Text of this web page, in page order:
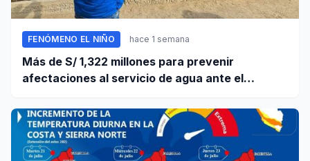
FENÓMENO EL NIÑO hace 1 semana
Más de S/ 1,322 millones para prevenir
afectaciones al servicio de agua ante el